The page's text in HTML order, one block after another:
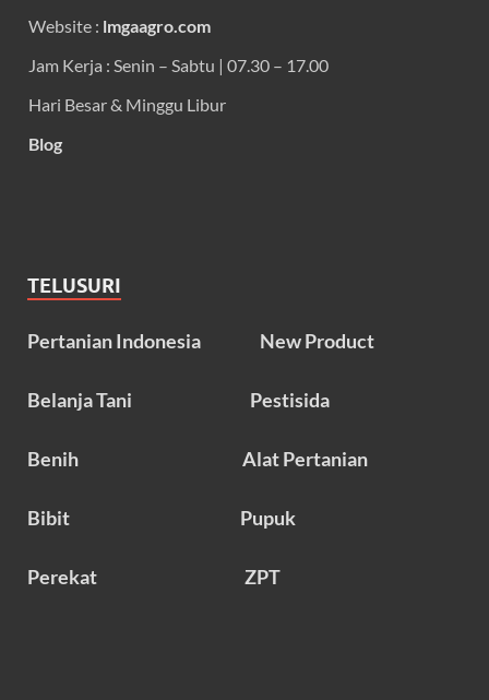
Website : lmgaagro.com
Jam Kerja : Senin – Sabtu | 07.30 – 17.00
Hari Besar & Minggu Libur
Blog
TELUSURI
Pertanian Indonesia New Product
Belanja Tani Pestisida
Benih Alat Pertanian
Bibit Pupuk
Perekat ZPT